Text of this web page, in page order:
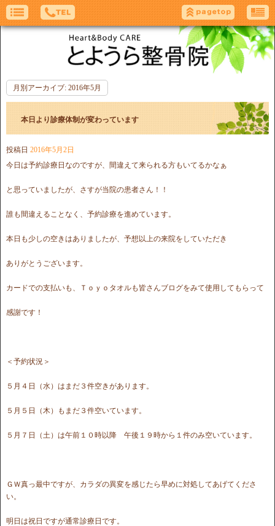
月別アーカイブ: 2016年5月
本日より診療体制が変わっています
投稿日 2016年5月2日
今日は予約診療日なのですが、間違えて来られる方もいてるかなぁ
と思っていましたが、さすが当院の患者さん！！
誰も間違えることなく、予約診療を進めています。
本日も少しの空きはありましたが、予想以上の来院をしていただき
ありがとうございます。
カードでの支払いも、Ｔｏｙｏタオルも皆さんブログをみて使用してもらって
感謝です！
＜予約状況＞
５月４日（水）はまだ３件空きがあります。
５月５日（木）もまだ３件空いています。
５月７日（土）は午前１０時以降 午後１９時から１件のみ空いています。
ＧＷ真っ最中ですが、カラダの異変を感じたら早めに対処してあげてくださ
い。
明日は祝日ですが通常診療日です。